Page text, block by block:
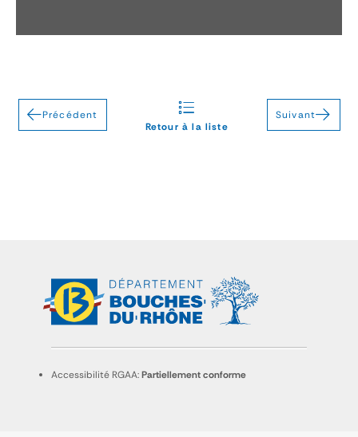
Précédent
Retour à la liste
Suivant
Accessibilité RGAA:Partiellement conforme